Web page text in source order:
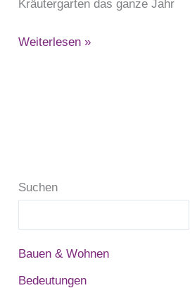
Kräutergarten das ganze Jahr
Weiterlesen »
Suchen
Bauen & Wohnen
Bedeutungen